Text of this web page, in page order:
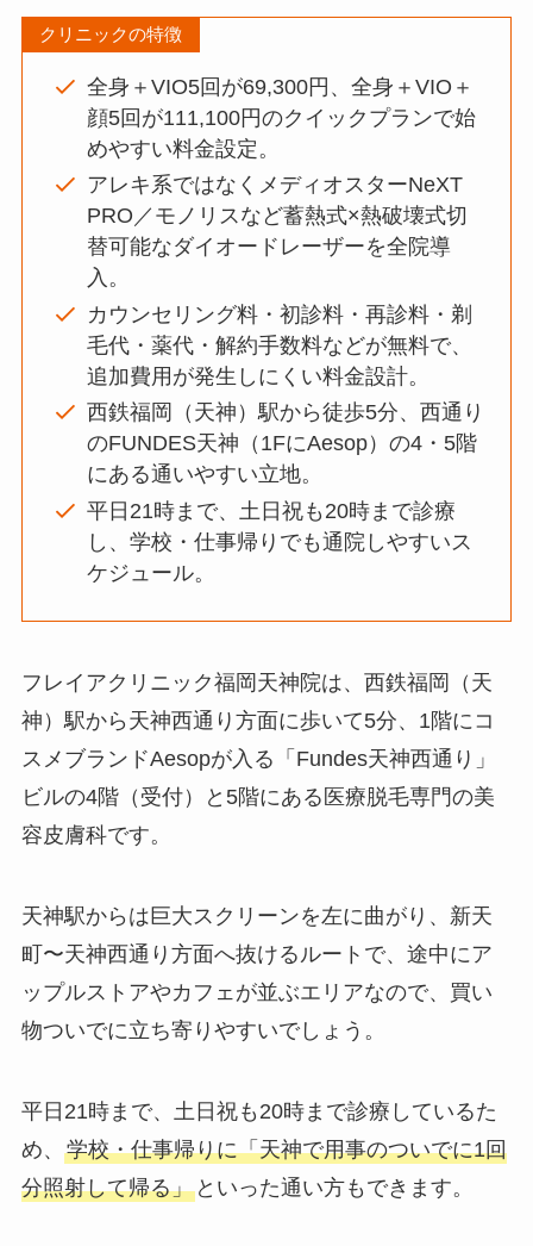
クリニックの特徴
全身＋VIO5回が69,300円、全身＋VIO＋
顔5回が111,100円のクイックプランで始
めやすい料金設定。
アレキ系ではなくメディオスターNeXT
PRO／モノリスなど蓄熱式×熱破壊式切
替可能なダイオードレーザーを全院導
入。
カウンセリング料・初診料・再診料・剃
毛代・薬代・解約手数料などが無料で、
追加費用が発生しにくい料金設計。
西鉄福岡（天神）駅から徒歩5分、西通り
のFUNDES天神（1FにAesop）の4・5階
にある通いやすい立地。
平日21時まで、土日祝も20時まで診療
し、学校・仕事帰りでも通院しやすいス
ケジュール。
フレイアクリニック福岡天神院は、西鉄福岡（天
神）駅から天神西通り方面に歩いて5分、1階にコ
スメブランドAesopが入る「Fundes天神西通り」
ビルの4階（受付）と5階にある医療脱毛専門の美
容皮膚科です。
天神駅からは巨大スクリーンを左に曲がり、新天
町〜天神西通り方面へ抜けるルートで、途中にア
ップルストアやカフェが並ぶエリアなので、買い
物ついでに立ち寄りやすいでしょう。
平日21時まで、土日祝も20時まで診療しているた
め、 学校・仕事帰りに「天神で用事のついでに1回
分照射して帰る」といった通い方もできます。